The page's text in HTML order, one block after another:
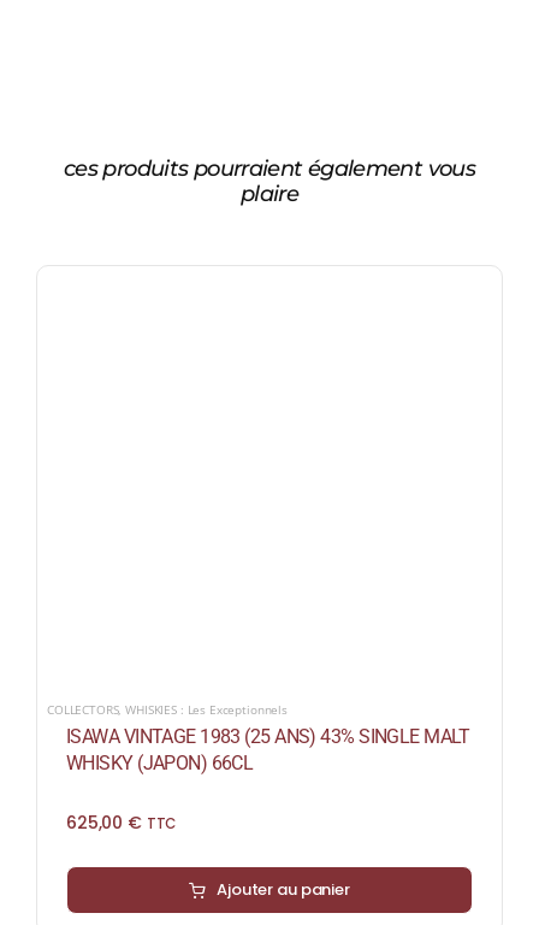
ces produits pourraient également vous
plaire
COLLECTORS,WHISKIES : Les Exceptionnels
ISAWA VINTAGE 1983 (25 ANS) 43% SINGLE MALT
WHISKY (JAPON) 66CL
625,00 € TTC
Ajouter au panier